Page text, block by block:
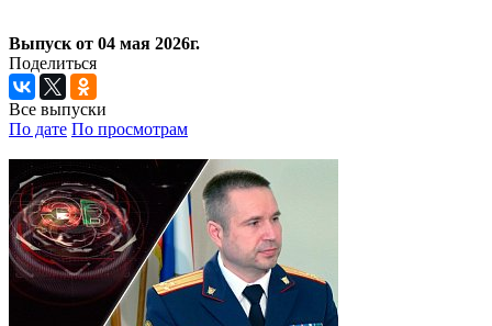
Выпуск от 04 мая 2026г.
Поделиться
Все выпуски
По дате По просмотрам